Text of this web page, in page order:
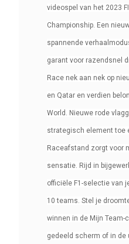
videospel van het 2023
Championship. Een
spannende
garant voor razendsnel
Race nek aan nek op
en Qatar en verdien
World. Nieuwe rode
strategisch element toe
Raceafstand zorgt voor
sensatie. Rijd in
officiële F1-selectie van
10 teams. Stel je
winnen in de Mijn Team-
gedeeld scherm of in de
Ean13